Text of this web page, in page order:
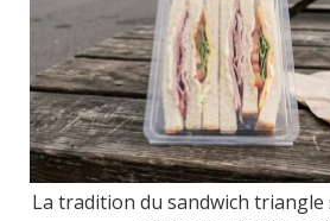
La tradition du sandwich